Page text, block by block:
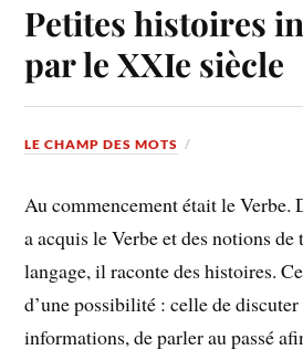
Petites histoires
par le XXIe siècle
LE CHAMP DES MOTS
Au commencement était le Verbe.
a acquis le Verbe et des notions de
langage, il raconte des histoires.
d’une possibilité : celle de
informations, de parler au passé